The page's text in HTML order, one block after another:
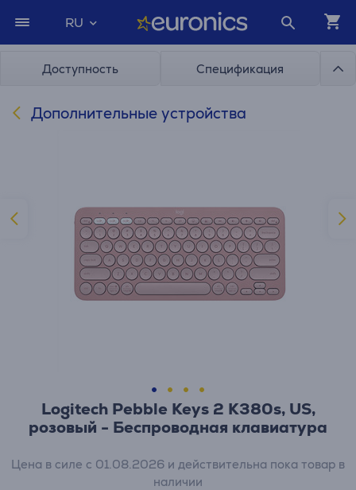
RU
Доступность Спецификация
Дополнительные устройства
Logitech Pebble Keys 2 K380s, US,
розовый - Беспроводная клавиатура
Цена в силе с 01.08.2026 и действительна пока товар в
наличии